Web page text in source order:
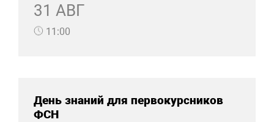
31 АВГ
11:00
День знаний для первокурсников
ФСН